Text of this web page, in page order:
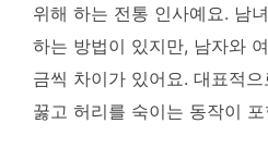
위해 하는 전통 인사예요. 남
하는 방법이 있지만, 남자와
금씩 차이가 있어요. 대표적
꿇고 허리를 숙이는 동작이